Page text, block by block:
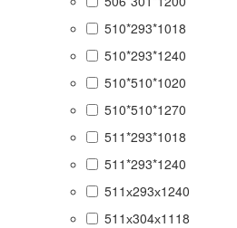
510*293*1018
510*293*1240
510*510*1020
510*510*1270
511*293*1018
511*293*1240
511х293х1240
511х304х1118